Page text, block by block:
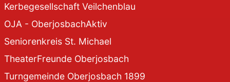
Kerbegesellschaft Veilchenblau
OJA - OberjosbachAktiv
Seniorenkreis St. Michael
TheaterFreunde Oberjosbach
Turngemeinde Oberjosbach 1899